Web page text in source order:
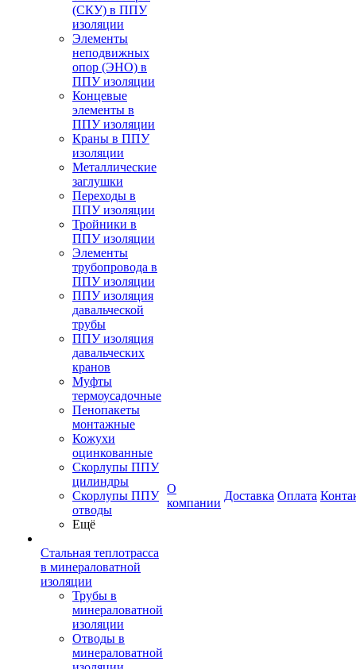
(СКУ) в ППУ
изоляции
Элементы
неподвижных
опор (ЭНО) в
ППУ изоляции
Концевые
элементы в
ППУ изоляции
Краны в ППУ
изоляции
Металлические
заглушки
Переходы в
ППУ изоляции
Тройники в
ППУ изоляции
Элементы
трубопровода в
ППУ изоляции
ППУ изоляция
давальческой
трубы
ППУ изоляция
давальческих
кранов
Муфты
термоусадочные
Пенопакеты
монтажные
Кожухи
оцинкованные
Скорлупы ППУ
цилиндры
Скорлупы ППУ
отводы
Ещё
Стальная теплотрасса
в минераловатной
изоляции
Трубы в
минераловатной
изоляции
Отводы в
минераловатной
О
компании
Доставка Оплата